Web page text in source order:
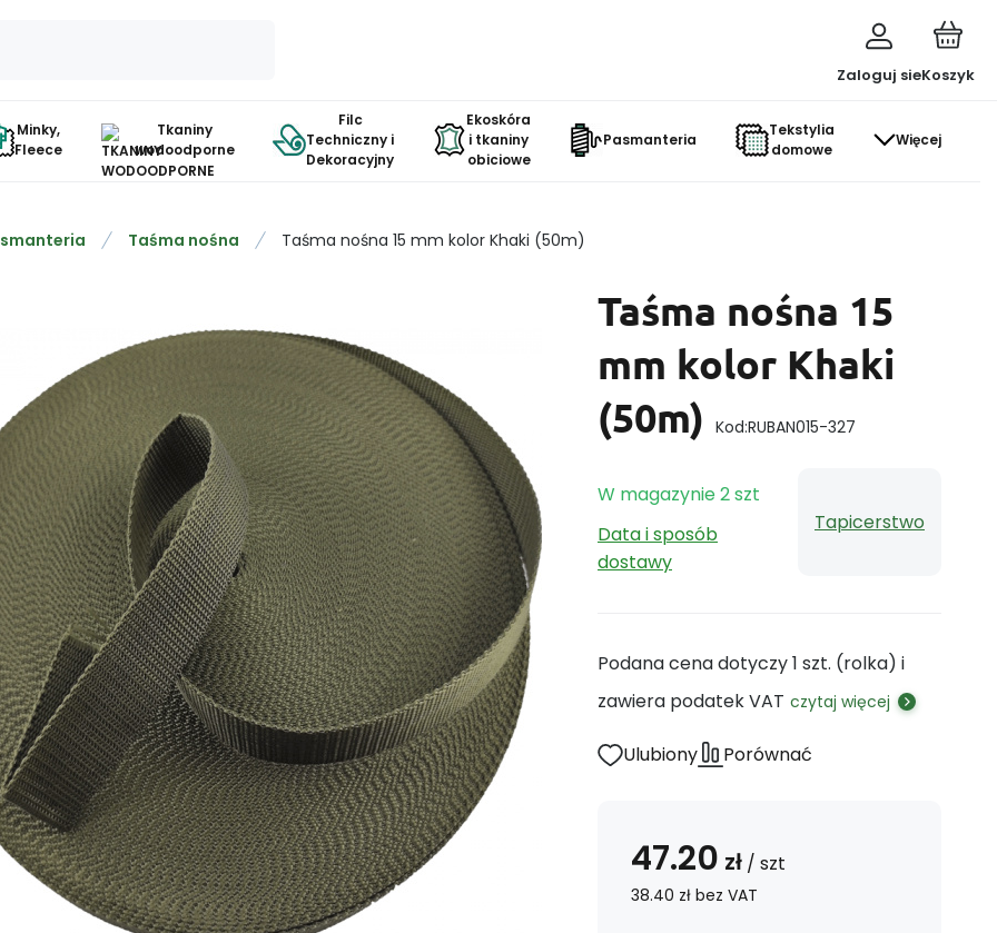
Zaloguj sieKoszyk
Minky,
Fleece
Tkaniny
wodoodporne
Filc
Techniczny i
Dekoracyjny
Ekoskóra
i tkaniny
obiciowe
Pasmanteria
Tekstylia
domowe
Więcej
Taśma nośna Taśma nośna 15 mm kolor Khaki (50m)
Taśma nośna 15
mm kolor Khaki
(50m) Kod:RUBAN015-327
W magazynie2szt
Data i sposób
dostawy
Tapicerstwo
Podana cena dotyczy 1 szt. (rolka) i
zawiera podatek VAT czytaj więcej
Ulubiony Porównać
47.20 zł / szt
38.40 zł bez VAT